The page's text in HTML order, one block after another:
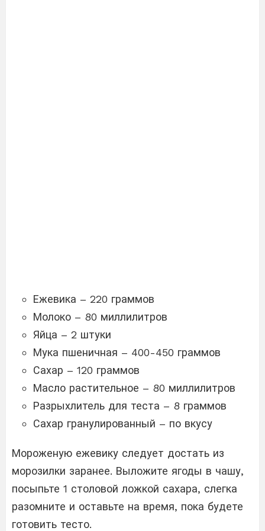
Ежевика – 220 граммов
Молоко – 80 миллилитров
Яйца – 2 штуки
Мука пшеничная – 400-450 граммов
Сахар – 120 граммов
Масло растительное – 80 миллилитров
Разрыхлитель для теста – 8 граммов
Сахар гранулированный – по вкусу
Мороженую ежевику следует достать из
морозилки заранее. Выложите ягоды в чашу,
посыпьте 1 столовой ложкой сахара, слегка
разомните и оставьте на время, пока будете
готовить тесто.